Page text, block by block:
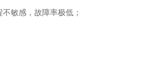
敏感，故障率极低；